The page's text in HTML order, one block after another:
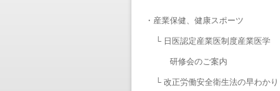
・ 産業保健、健康スポーツ
└ 日医認定産業医制度産業医学
研修会のご案内
└ 改正労働安全衛生法の早わかり